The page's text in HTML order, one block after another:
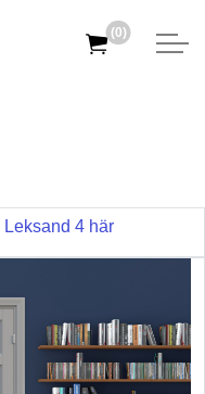
(0)
Leksand 4 här